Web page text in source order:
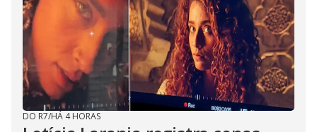
DO R7/HÁ 4 HORAS